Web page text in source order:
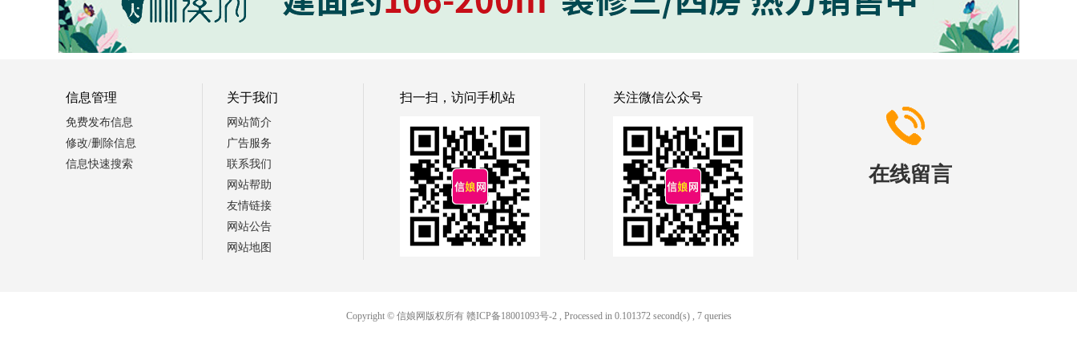
信息管理
免费发布信息
修改/删除信息
信息快速搜索
关于我们
网站简介
广告服务
联系我们
网站帮助
友情链接
网站公告
网站地图
扫一扫，访问手机站 关注微信公众号
在线留言
Copyright © 信娘网版权所有 赣ICP备18001093号-2 , Processed in 0.101372 second(s) , 7 queries